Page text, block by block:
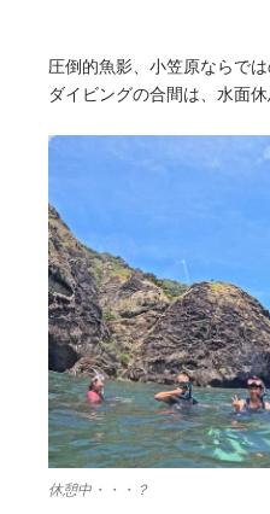
圧倒的魚影、小笠原ならでは
ダイビングの合間は、水面
休憩中・・・？